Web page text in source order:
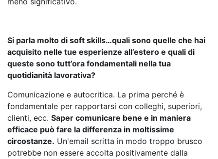
Si parla molto di soft skills…quali sono quelle che hai
acquisito nelle tue esperienze all’estero e quali di
queste sono tutt’ora fondamentali nella tua
quotidianità lavorativa?
Comunicazione e autocritica. La prima perché è
fondamentale per rapportarsi con colleghi, superiori,
clienti, ecc. Saper comunicare bene e in maniera
efficace può fare la differenza in moltissime
circostanze. Un'email scritta in modo troppo brusco
potrebbe non essere accolta positivamente dalla